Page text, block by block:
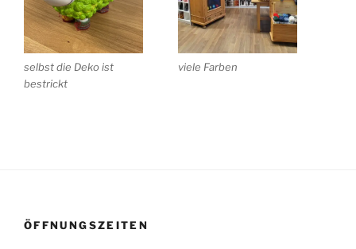
selbst die Deko ist
bestrickt
viele Farben
ÖFFNUNGSZEITEN